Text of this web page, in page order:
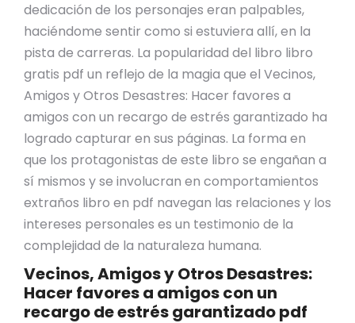
dedicación de los personajes eran palpables,
haciéndome sentir como si estuviera allí, en la
pista de carreras. La popularidad del libro libro
gratis pdf un reflejo de la magia que el Vecinos,
Amigos y Otros Desastres: Hacer favores a
amigos con un recargo de estrés garantizado ha
logrado capturar en sus páginas. La forma en
que los protagonistas de este libro se engañan a
sí mismos y se involucran en comportamientos
extraños libro en pdf navegan las relaciones y los
intereses personales es un testimonio de la
complejidad de la naturaleza humana.
Vecinos, Amigos y Otros Desastres:
Hacer favores a amigos con un
recargo de estrés garantizado pdf